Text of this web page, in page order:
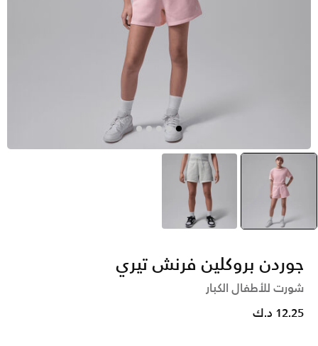
selected
وردي رمادي
جوردن بروكلين فرنش تيري
شورت للأطفال الكبار
12.25 د.ك